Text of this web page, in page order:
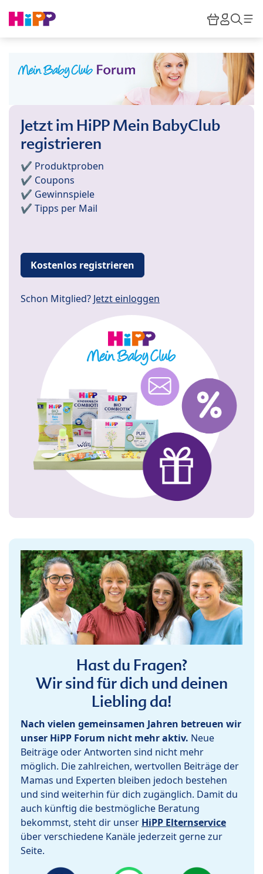
HiPP
Jetzt im HiPP Mein BabyClub
registrieren
✔️ Produktproben
✔️ Coupons
✔️ Gewinnspiele
✔️ Tipps per Mail
Kostenlos registrieren
Schon Mitglied? Jetzt einloggen
Hast du Fragen?
Wir sind für dich und deinen
Liebling da!
Nach vielen gemeinsamen Jahren betreuen wir
unser HiPP Forum nicht mehr aktiv. Neue
Beiträge oder Antworten sind nicht mehr
möglich. Die zahlreichen, wertvollen Beiträge der
Mamas und Experten bleiben jedoch bestehen
und sind weiterhin für dich zugänglich. Damit du
auch künftig die bestmögliche Beratung
bekommst, steht dir unser HiPP Elternservice
über verschiedene Kanäle jederzeit gerne zur
Seite.